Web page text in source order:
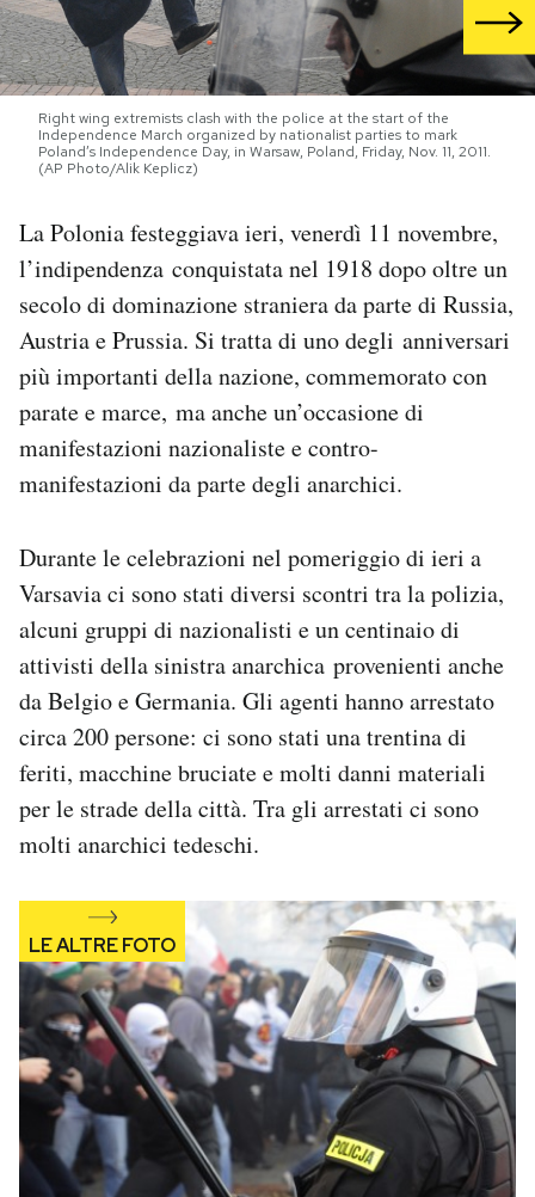
NEWSLETTER
I MIEI PREFERITI
SHOP
CALENDARIO
AREA PERSONALE
Newsletter
Notifiche mobile
Hai bisogno di aiuto?
Esci
Right wing extremists clash with the police at the start of the
Independence March organized by nationalist parties to mark
Poland’s Independence Day, in Warsaw, Poland, Friday, Nov. 11, 2011.
(AP Photo/Alik Keplicz)
La Polonia festeggiava ieri, venerdì 11 novembre,
l’indipendenza conquistata nel 1918 dopo oltre un
secolo di dominazione straniera da parte di Russia,
Austria e Prussia. Si tratta di uno degli anniversari
più importanti della nazione, commemorato con
parate e marce, ma anche un’occasione di
manifestazioni nazionaliste e contro-
manifestazioni da parte degli anarchici.
Durante le celebrazioni nel pomeriggio di ieri a
Varsavia ci sono stati diversi scontri tra la polizia,
alcuni gruppi di nazionalisti e un centinaio di
attivisti della sinistra anarchica provenienti anche
da Belgio e Germania. Gli agenti hanno arrestato
circa 200 persone: ci sono stati una trentina di
feriti, macchine bruciate e molti danni materiali
per le strade della città. Tra gli arrestati ci sono
molti anarchici tedeschi.